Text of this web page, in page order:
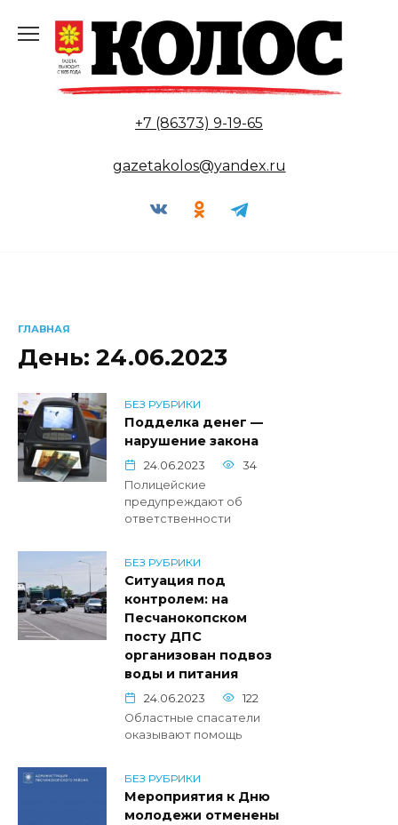
содержанию
+7 (86373) 9-19-65
gazetakolos@yandex.ru
ГЛАВНАЯ
День: 24.06.2023
БЕЗ РУБРИКИ
Подделка денег —
нарушение закона
24.06.2023
34
Полицейские
предупреждают об
ответственности
БЕЗ РУБРИКИ
Ситуация под
контролем: на
Песчанокопском
посту ДПС
организован подвоз
воды и питания
24.06.2023
122
Областные спасатели
оказывают помощь
БЕЗ РУБРИКИ
Мероприятия к Дню
молодежи отменены